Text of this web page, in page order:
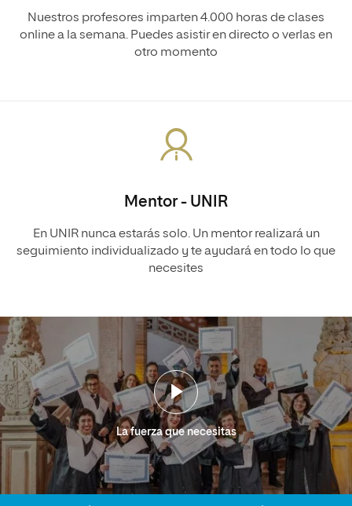
Nuestros profesores imparten 4.000 horas de clases
online a la semana. Puedes asistir en directo o verlas en
otro momento
Mentor - UNIR
En UNIR nunca estarás solo. Un mentor realizará un
seguimiento individualizado y te ayudará en todo lo que
necesites
La fuerza que necesitas